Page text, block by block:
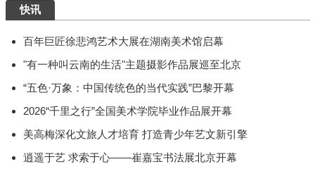
快讯
百年巨匠徐悲鸿艺术大展在湖南美术馆启幕
"有一种叫云南的生活"主题摄影作品展巡至北京
“五色·万象：中国传统色的当代实践”巴黎开幕
2026“千里之行”全国美术学院毕业作品展开幕
美高梅深化文旅人才培育 打造青少年艺文新引擎
逍遥于艺 求索于心——崔嘉宝书法展北京开幕